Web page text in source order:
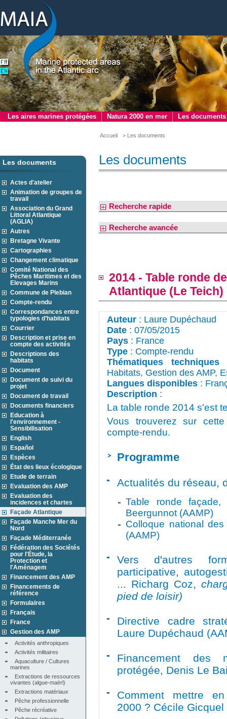
Les aires marines protégées Natura 2000 en mer Les documents
Accueil > Les documents
Les documents
Actes d'atelier
Animation de groupes de
travail
Association du Grand
Littoral Atlantique
(AGLIA)
Autres
Bretagne Vivante
Cartographies
Changement climatique
Comité National des
Pêches Maritimes et des
Elevages Marins
Commune de Plebian
Compte-rendu
Correspondances entre
typologies d’habitats
Courrier
Description et prise en
compte des activités
Descriptions des
habitats
Document
Document de suivi du
projet
Document de travail
Documents financiers
Education à
l'environnement -
Sensibilisation
English
Español
Espèces
État des lieux écologique
Etude de terrain
Evaluation des AMP
Evaluation des
incidences et chartes
Façade Atlantique
Façade Manche Mer du
Nord
Façade Méditerranée
Fédération des Sociétés
pour l'Étude, la
Protection et
l'Aménagem
Financement des AMP
Financements de
référence
Formulaires
Français
France
Gestion des AMP
Activités anthropiques
Activités militaires
Aquaculture / Cultures
marines
Extractions de ressources
vivantes (algue-maërl)
Extractions matériaux
Pêche professionnelle
Pêche récréative
Les documents
Recherche rapide
Recherche avancée
2014 - Table ronde
Atlantique (Le Teich)
Auteur : Laure Dupéchaud
Date : 07/05/2015
Pays : France
Type : Compte-rendu
Thématiques techniques
Habitats, Gestion des AMP,
Langues disponibles :
Description :
La table ronde 2014 s'est
Vous trouverez sur
compte-rendu.
Programme
Actualités du réseau,
Table ronde
Beergunnot (AAMP)
Colloque national
(AAMP)
Vers d'autres
participative,
... Richarg Coz,
pied de loisir)
Directive cadre
Laure Dupéchaud
Financement des
protégée, Denis Le
Comment mettre
2000 ? Cécile Gicquel